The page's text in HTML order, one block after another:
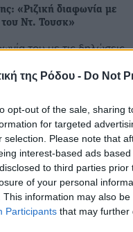
της Ρόδου - Do Not
opt-out of the sale, sharing
for targeted
selection. Please note that
interest-based ads
to third parties
of your personal
This information may also
Participants that may further
«Ριζική διαφωνία με
Ντ. Τουσκ»
του με τις δηλώσεις
Ντόναλντ Τούσκ για το
εκφράσει κατά την
...